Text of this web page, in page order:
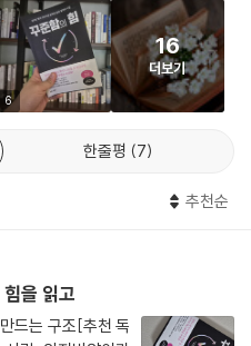
.
계속 말을 이어 나갔다. “그런 자네
를 하겠지? 그리고 적어도 외출하
그런가?”
보니 의외로 움직이는 시간이 많
보니 사실 우리는 생각보다 꽤 많
간은 습관화를 돕는 좋은 기회가 되
사가 귀찮지만, 샤워하러 일어날
이고 있으니까요.”
순간이지. 이런 타이밍을 노려 자
이 나와 있지만 200만 명의 성패를
함의 힘』은 바로 이 지점에서 독보
에는 우리가 왜 매번 실패할 수밖
히 담겨 있다.
확률 8.23배 상승
철저한 실증 데이터를 바탕으로
6
16
더보기
한줄평 7
추천순
을 읽고
드는 구조[추천 독